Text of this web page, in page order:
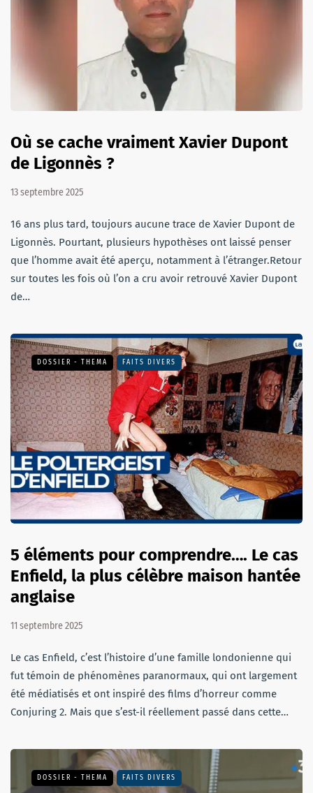
Où se cache vraiment Xavier Dupont
de Ligonnès ?
13 septembre 2025
16 ans plus tard, toujours aucune trace de Xavier Dupont de
Ligonnès. Pourtant, plusieurs hypothèses ont laissé penser
que l’homme avait été aperçu, notamment à l’étranger.Retour
sur toutes les fois où l’on a cru avoir retrouvé Xavier Dupont
de…
DOSSIER - THEMA FAITS DIVERS
5 éléments pour comprendre…. Le cas
Enfield, la plus célèbre maison hantée
anglaise
11 septembre 2025
Le cas Enfield, c’est l’histoire d’une famille londonienne qui
fut témoin de phénomènes paranormaux, qui ont largement
été médiatisés et ont inspiré des films d’horreur comme
Conjuring 2. Mais que s’est-il réellement passé dans cette…
DOSSIER - THEMA FAITS DIVERS